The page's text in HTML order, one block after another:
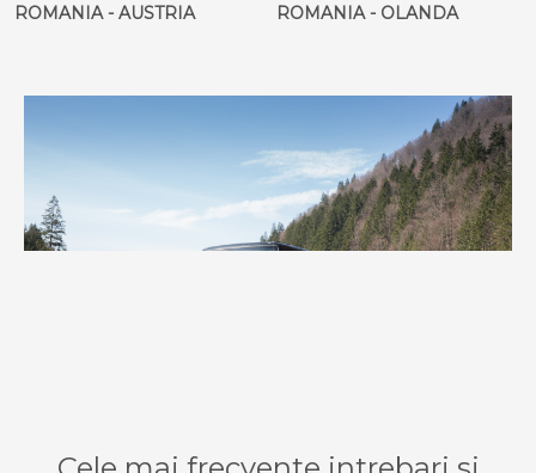
ROMANIA - AUSTRIA
ROMANIA - OLANDA